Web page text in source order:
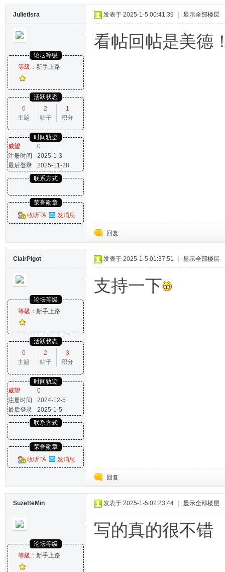
JulietIsra
论坛等级
等級： 新手上路
活跃状态
0
主题
2
帖子
1
积分
时间轨迹
威望
0
注册时间
2025-1-3
最后登录
2025-11-28
联系方式
荣誉勋章
收听TA
发消息
发表于 2025-1-5 00:41:39 显示全部楼层
看帖回帖是美德
回复
ClairPigot
论坛等级
等級： 新手上路
活跃状态
0
主题
2
帖子
3
积分
时间轨迹
威望
0
注册时间
2024-12-5
最后登录
2025-1-5
联系方式
荣誉勋章
收听TA
发消息
发表于 2025-1-5 01:37:51 显示全部楼层
支持一下
回复
SuzetteMin
论坛等级
等級： 新手上路
发表于 2025-1-5 02:23:44 显示全部楼层
写的真的很不错